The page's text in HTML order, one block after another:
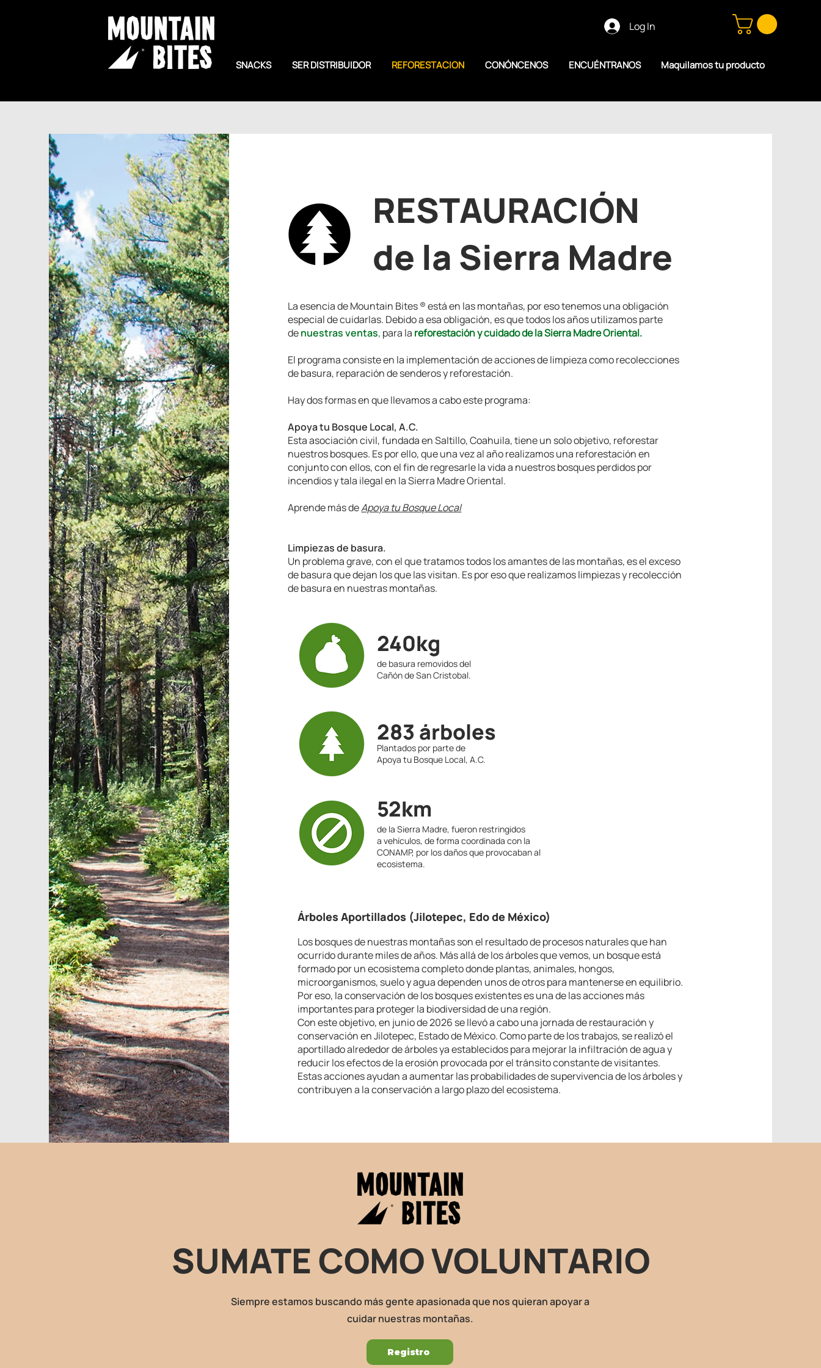
Log In
SNACKS SER DISTRIBUIDOR REFORESTACION CONÓNCENOS ENCUÉNTRANOS Maquilamos tu producto
RESTAURACIÓN
de la Sierra Madre
La esencia de Mountain Bites ® está en las montañas, por eso tenemos una obligación
especial de cuidarlas. Debido a esa obligación, es que todos los años utilizamos parte
denuestras ventas, para la reforestación y cuidado de la Sierra Madre Oriental.
El programa consiste en la implementación de acciones de limpieza como recolecciones
de basura, reparación de senderos y reforestación.
Hay dos formas en que llevamos a cabo este programa:
Apoya tu Bosque Local, A.C.
Esta asociación civil, fundada en Saltillo, Coahuila, tiene un solo objetivo, reforestar
nuestros bosques. Es por ello, que una vez al año realizamos una reforestación en
conjunto con ellos, con el fin de regresarle la vida a nuestros bosques perdidos por
incendios y tala ilegal en la Sierra Madre Oriental.
Aprende más deApoya tu Bosque Local
Limpiezas de basura.
Un problema grave, con el que tratamos todos los amantes de las montañas, es el exceso
de basura que dejan los que las visitan. Es por eso que realizamos limpiezas y recolección
de basura en nuestras montañas.
240kg
de basura removidos del
Cañón de San Cristobal.
283 árboles
Plantados por parte de
Apoya tu Bosque Local, A.C.
52km
de la Sierra Madre, fueron restringidos
a vehículos, de forma coordinada con la
CONAMP, por los daños que provocaban al
ecosistema.
Árboles Aportillados (Jilotepec, Edo de México)
Los bosques de nuestras montañas son el resultado de procesos naturales que han
ocurrido durante miles de años. Más allá de los árboles que vemos, un bosque está
formado por un ecosistema completo donde plantas, animales, hongos,
microorganismos, suelo y agua dependen unos de otros para mantenerse en equilibrio.
Por eso, la conservación de los bosques existentes es una de las acciones más
importantes para proteger la biodiversidad de una región.
Con este objetivo, en junio de 2026 se llevó a cabo una jornada de restauración y
conservación en Jilotepec, Estado de México. Como parte de los trabajos, se realizó el
aportillado alrededor de árboles ya establecidos para mejorar la infiltración de agua y
reducir los efectos de la erosión provocada por el tránsito constante de visitantes.
Estas acciones ayudan a aumentar las probabilidades de supervivencia de los árboles y
contribuyen a la conservación a largo plazo del ecosistema.
SUMATE COMO VOLUNTARIO
Siempre estamos buscando más gente apasionada que nos quieran apoyar a
cuidar nuestras montañas.
Registro